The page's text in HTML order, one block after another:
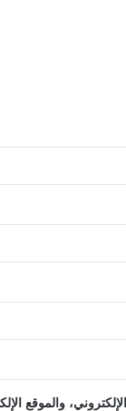
والموقع